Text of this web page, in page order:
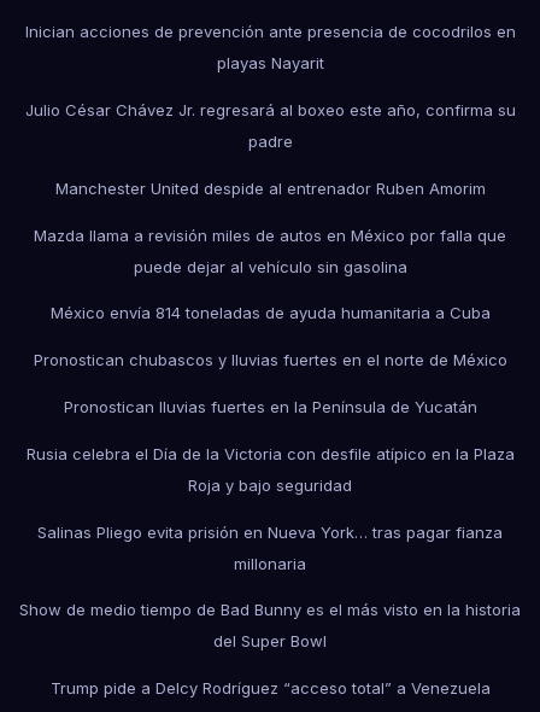
Inician acciones de prevención ante presencia de cocodrilos en
playas Nayarit
Julio César Chávez Jr. regresará al boxeo este año, confirma su
padre
Manchester United despide al entrenador Ruben Amorim
Mazda llama a revisión miles de autos en México por falla que
puede dejar al vehículo sin gasolina
México envía 814 toneladas de ayuda humanitaria a Cuba
Pronostican chubascos y lluvias fuertes en el norte de México
Pronostican lluvias fuertes en la Península de Yucatán
Rusia celebra el Día de la Victoria con desfile atípico en la Plaza
Roja y bajo seguridad
Salinas Pliego evita prisión en Nueva York… tras pagar fianza
millonaria
Show de medio tiempo de Bad Bunny es el más visto en la historia
del Super Bowl
Trump pide a Delcy Rodríguez “acceso total” a Venezuela